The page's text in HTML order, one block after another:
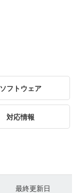
ソフトウェア
対応情報
最終更新日